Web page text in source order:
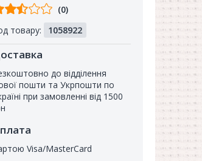
Відгуків
покупців
(0)
товару:
1058922
до відділення
пошти та Укрпошти по
при замовленні від 1500
Visa/MasterCard